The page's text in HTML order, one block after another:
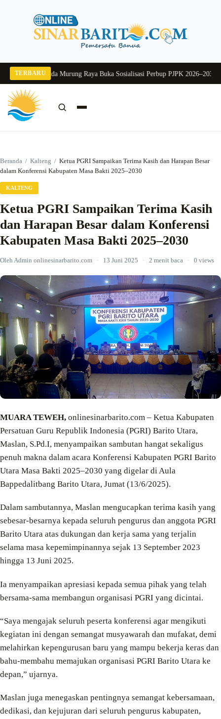
TERBARU
Pj Sekda Murung Raya Buka Sosialisasi Perbup PJPK 2026–2030
Beranda / Kalteng / Ketua PGRI Sampaikan Terima Kasih dan Harapan Besar
dalam Konferensi Kabupaten Masa Bakti 2025–2030
KALTENG
Ketua PGRI Sampaikan Terima Kasih
dan Harapan Besar dalam Konferensi
Kabupaten Masa Bakti 2025–2030
Oleh Admin onlinesinarbarito.com · 13 Juni 2025 · 2 menit baca · 0 views
MUARA TEWEH, onlinesinarbarito.com – Ketua Kabupaten
Persatuan Guru Republik Indonesia (PGRI) Barito Utara,
Maslan, S.Pd.I, menyampaikan sambutan hangat sekaligus
penuh makna dalam acara Konferensi Kabupaten PGRI Barito
Utara Masa Bakti 2025–2030 yang digelar di Aula
Bappedalitbang Barito Utara, Jumat (13/6/2025).
Dalam sambutannya, Maslan mengucapkan terima kasih yang
sebesar-besarnya kepada seluruh pengurus dan anggota PGRI
Barito Utara atas dukungan dan kerja sama yang terjalin
selama masa kepemimpinannya sejak 13 September 2023
hingga 13 Juni 2025.
Ia menyampaikan apresiasi kepada semua pihak yang telah
bersama-sama membangun organisasi PGRI yang dicintai.
“Saya mengajak seluruh peserta konferensi agar mengikuti
kegiatan ini dengan semangat musyawarah dan mufakat, demi
melahirkan kepengurusan baru yang mampu bekerja keras dan
bahu-membahu memajukan organisasi PGRI Barito Utara ke
depan,” ujarnya.
Maslan juga menegaskan pentingnya semangat kebersamaan,
dedikasi, dan kejujuran dari seluruh pengurus kabupaten,